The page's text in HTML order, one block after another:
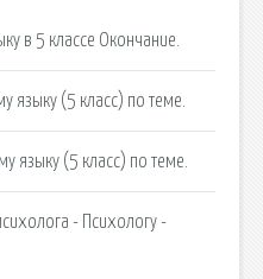
в 5 классе Окончание.
языку (5 класс) по теме.
языку (5 класс) по теме.
- Психологу -